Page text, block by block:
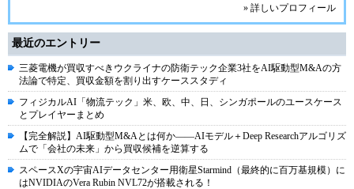
» 詳しいプロフィール
最近のエントリー
三菱電機が買収すべきウクライナの防衛テック企業3社をAI駆動型M&Aの方
法論で特定、買収金額を割り出すケーススタディ
フィジカルAI「物流テック」米、欧、中、日、シンガポールのユースケース
とプレイヤーまとめ
【完全解説】AI駆動型M&Aとは何か――AIモデル＋Deep Researchアルゴリズ
ムで「会社の未来」から買収候補を逆算する
スペースXの宇宙AIデータセンター用衛星Starmind（最終的に百万基規模）に
はNVIDIAのVera Rubin NVL72が搭載される！